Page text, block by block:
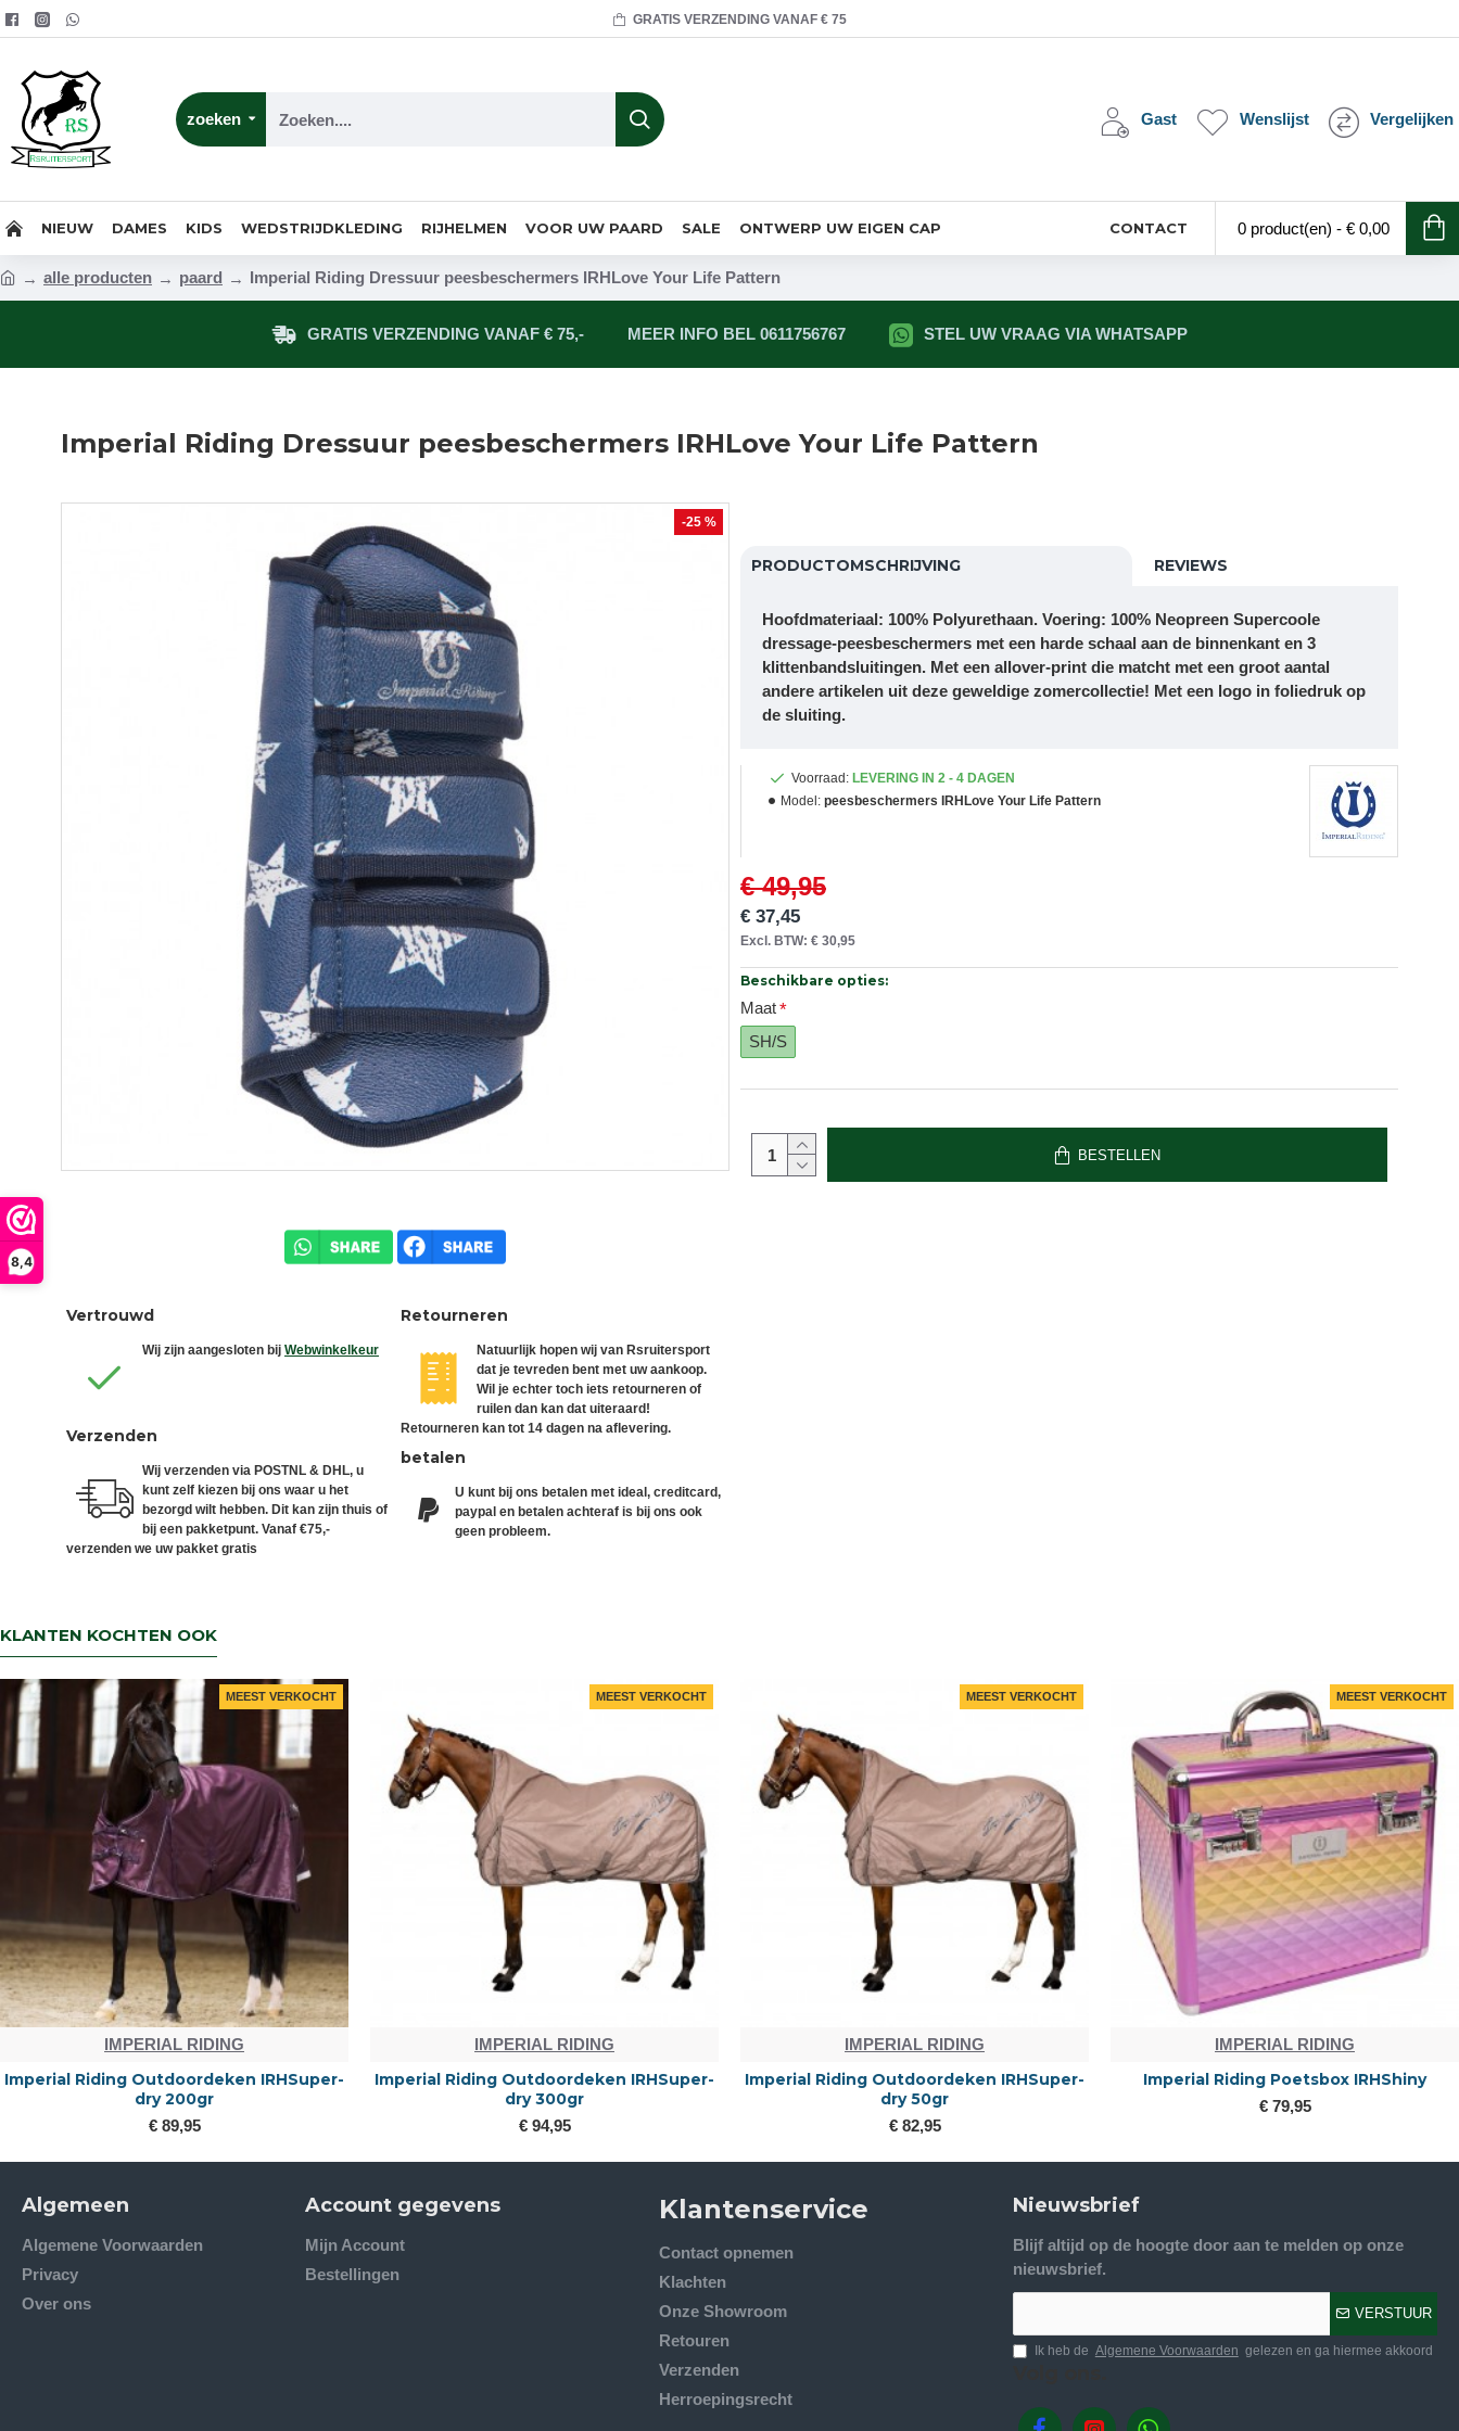
8,4
GRATIS VERZENDING VANAF € 75
zoeken Gast Wenslijst Vergelijken
NIEUW DAMES KIDS WEDSTRIJDKLEDING RIJHELMEN VOOR UW PAARD SALE ONTWERP UW EIGEN CAP CONTACT 0 product(en) - € 0,00
alle producten paard Imperial Riding Dressuur peesbeschermers IRHLove Your Life Pattern
GRATIS VERZENDING VANAF € 75,- MEER INFO BEL 0611756767 STEL UW VRAAG VIA WHATSAPP
Imperial Riding Dressuur peesbeschermers IRHLove Your Life Pattern
-25 %
Vertrouwd
Wij zijn aangesloten bij Webwinkelkeur
Verzenden
Wij verzenden via POSTNL & DHL, u
kunt zelf kiezen bij ons waar u het
bezorgd wilt hebben. Dit kan zijn thuis of
bij een pakketpunt. Vanaf €75,-
verzenden we uw pakket gratis
Retourneren
Natuurlijk hopen wij van Rsruitersport
dat je tevreden bent met uw aankoop.
Wil je echter toch iets retourneren of
ruilen dan kan dat uiteraard!
Retourneren kan tot 14 dagen na aflevering.
betalen
U kunt bij ons betalen met ideal, creditcard,
paypal en betalen achteraf is bij ons ook
geen probleem.
PRODUCTOMSCHRIJVING REVIEWS
Hoofdmateriaal: 100% Polyurethaan. Voering: 100% Neopreen Supercoole
dressage-peesbeschermers met een harde schaal aan de binnenkant en 3
klittenbandsluitingen. Met een allover-print die matcht met een groot aantal
andere artikelen uit deze geweldige zomercollectie! Met een logo in foliedruk op
de sluiting.
Voorraad: LEVERING IN 2 - 4 DAGEN
Model: peesbeschermers IRHLove Your Life Pattern
€ 37,45
€ 49,95
Excl. BTW: € 30,95
Beschikbare opties:
Maat
SH/S
BESTELLEN
KLANTEN KOCHTEN OOK
MEEST VERKOCHT
IMPERIAL RIDING
Imperial Riding Outdoordeken IRHSuper-
dry 200gr
€ 89,95
MEEST VERKOCHT
IMPERIAL RIDING
Imperial Riding Outdoordeken IRHSuper-
dry 300gr
€ 94,95
MEEST VERKOCHT
IMPERIAL RIDING
Imperial Riding Outdoordeken IRHSuper-
dry 50gr
€ 82,95
MEEST VERKOCHT
IMPERIAL RIDING
Imperial Riding Poetsbox IRHShiny
€ 79,95
Algemeen
Algemene Voorwaarden
Privacy
Over ons
Account gegevens
Mijn Account
Bestellingen
Klantenservice
Contact opnemen
Klachten
Onze Showroom
Retouren
Verzenden
Herroepingsrecht
Nieuwsbrief
Blijf altijd op de hoogte door aan te melden op onze
nieuwsbrief.
VERSTUUR
Ik heb de Algemene Voorwaarden gelezen en ga hiermee akkoord